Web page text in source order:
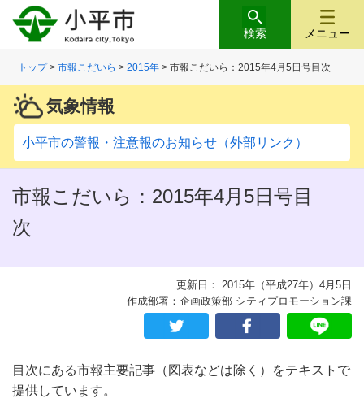
メニュー
検索
トップ>市報こだいら >2015年 > 市報こだいら：2015年4月5日号目次
気象情報
小平市の警報・注意報のお知らせ（外部リンク）
市報こだいら：2015年4月5日号目
次
更新日： 2015年（平成27年）4月5日
作成部署：企画政策部 シティプロモーション課
目次にある市報主要記事（図表などは除く）をテキストで
提供しています。